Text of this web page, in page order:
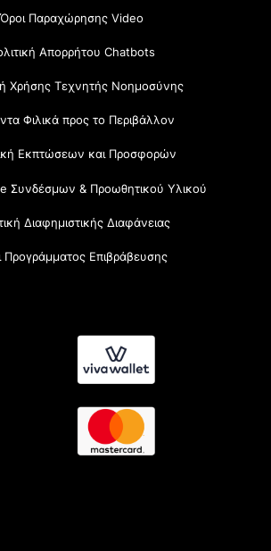
Όροι Παραχώρησης Video
Απορρήτου Chatbots
Χρήσης Τεχνητής Νοημοσύνης
Φιλικά προς το Περιβάλλον
Εκπτώσεων και Προσφορών
Συνδέσμων & Προωθητικού Υλικού
Διαφημιστικής Διαφάνειας
Προγράμματος Επιβράβευσης